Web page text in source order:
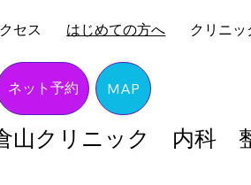
セス はじめての方へ クリニ
ネット予約 MAP
山クリニック 内科